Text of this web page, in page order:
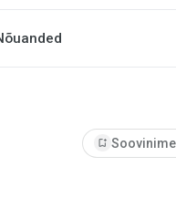
bookmark_add